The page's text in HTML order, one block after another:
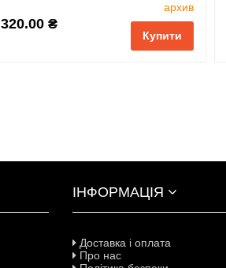
320.00 ₴
архив
Купити
S
M
XXL
ІНФОРМАЦІЯ
Доставка і оплата
Про нас